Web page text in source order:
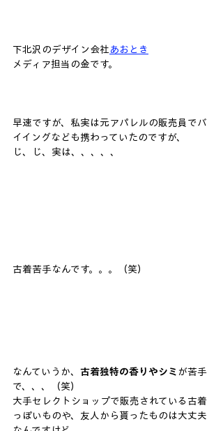
下北沢のデザイン会社 あおとき
メディア担当の金です。
早速ですが、私実は元アパレルの販売員でバ
イイングなども携わっていたのですが、
じ、じ、実は、、、、、
古着苦手なんです。。。（笑）
なんていうか、 古着独特の香りやシミ が苦手
で、、、（笑）
大手セレクトショップで販売されている古着
っぽいものや、友人から貰ったものは大丈夫